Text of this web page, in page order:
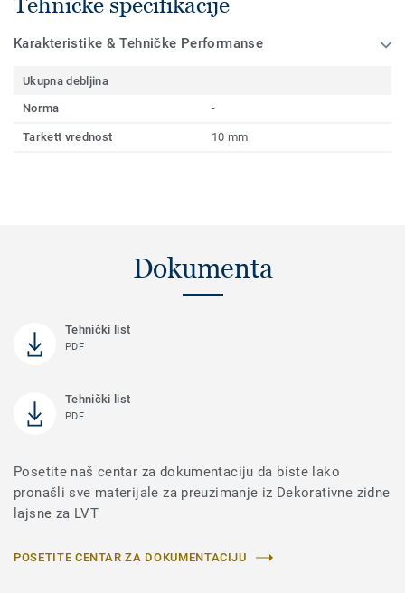
Karakteristike & Tehničke Performanse
Ukupna debljina
Norma
-
Tarkett vrednost 10 mm
Dokumenta
Tehnički list
PDF
Tehnički list
PDF
Posetite naš centar za dokumentaciju da biste lako
pronašli sve materijale za preuzimanje iz Dekorativne zidne
lajsne za LVT
POSETITE CENTAR ZA DOKUMENTACIJU